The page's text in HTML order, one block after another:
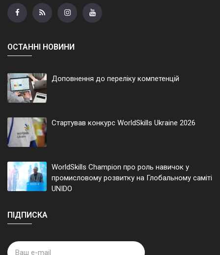
ОСТАННІ НОВИНИ
Доповнення до переліку компетенцій
Стартував конкурс WorldSkills Ukraine 2026
WorldSkills Champion про роль навичок у
промисловому розвитку на Глобальному саміті
UNIDO
ПІДПИСКА